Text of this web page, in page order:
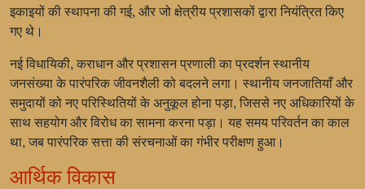
इकाइयों की स्थापना की गई, और जो क्षेत्रीय प्रशासकों द्वारा नियंत्रित किए
गए थे।
नई विधायिकी, कराधान और प्रशासन प्रणाली का प्रदर्शन स्थानीय
जनसंख्या के पारंपरिक जीवनशैली को बदलने लगा। स्थानीय जनजातियाँ और
समुदायों को नए परिस्थितियों के अनुकूल होना पड़ा, जिससे नए अधिकारियों के
साथ सहयोग और विरोध का सामना करना पड़ा। यह समय परिवर्तन का काल
था, जब पारंपरिक सत्ता की संरचनाओं का गंभीर परीक्षण हुआ।
आर्थिक विकास